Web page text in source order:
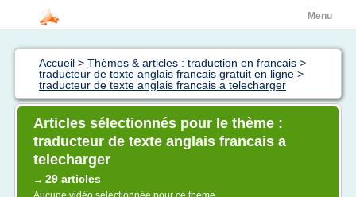
Menu
Accueil > Thèmes & articles : traduction en francais >
traducteur de texte anglais francais gratuit en ligne >
traducteur de texte anglais francais a telecharger
Articles sélectionnés pour le thème :
traducteur de texte anglais francais a
telecharger
→ 29 articles